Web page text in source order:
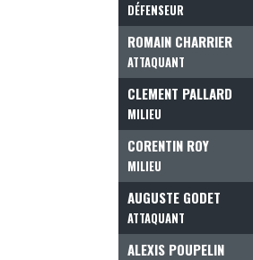
DÉFENSEUR
ROMAIN CHARRIER
ATTAQUANT
CLEMENT PALLARD
MILIEU
CORENTIN ROY
MILIEU
AUGUSTE GODET
ATTAQUANT
ALEXIS POUPELIN